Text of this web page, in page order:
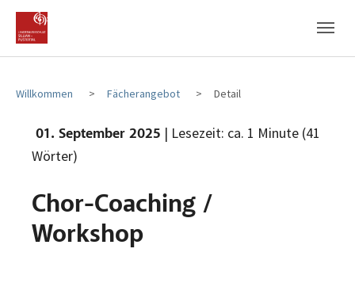
Zum Hauptinhalt
Zum Fußbereich
Willkommen Fächerangebot Detail
01. September 2025 | Lesezeit: ca. 1 Minute (41
Wörter)
Chor-Coaching /
Workshop